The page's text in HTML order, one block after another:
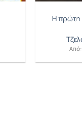
Η πρώτη